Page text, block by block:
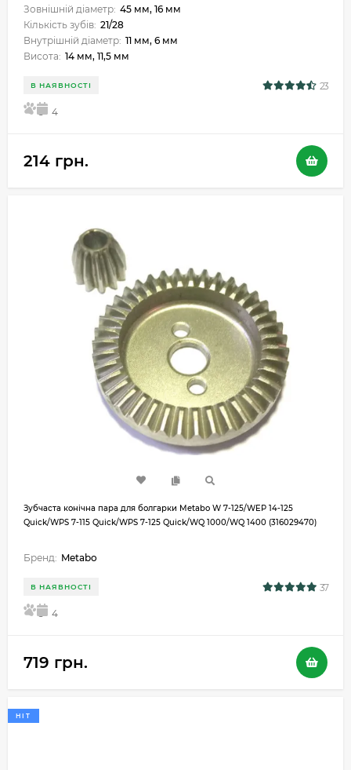
Зовнішній діаметр: 45 мм, 16 мм
Кількість зубів: 21/28
Внутрішній діаметр: 11 мм, 6 мм
Висота: 14 мм, 11,5 мм
В НАЯВНОСТІ 23
5 4
214 грн.
Зубчаста конічна пара для болгарки Metabo W 7-125/WEP 14-125
Quick/WPS 7-115 Quick/WPS 7-125 Quick/WQ 1000/WQ 1400 (316029470)
Бренд: Metabo
В НАЯВНОСТІ 37
5 4
719 грн.
HIT